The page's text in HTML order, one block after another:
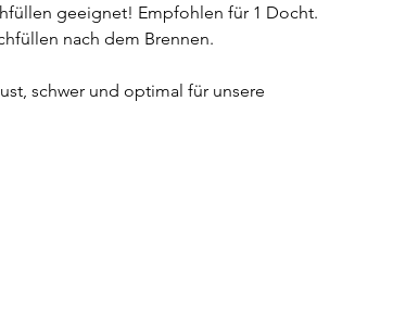
geeignet! Empfohlen für 1 Docht.
nach dem Brennen.
schwer und optimal für unsere